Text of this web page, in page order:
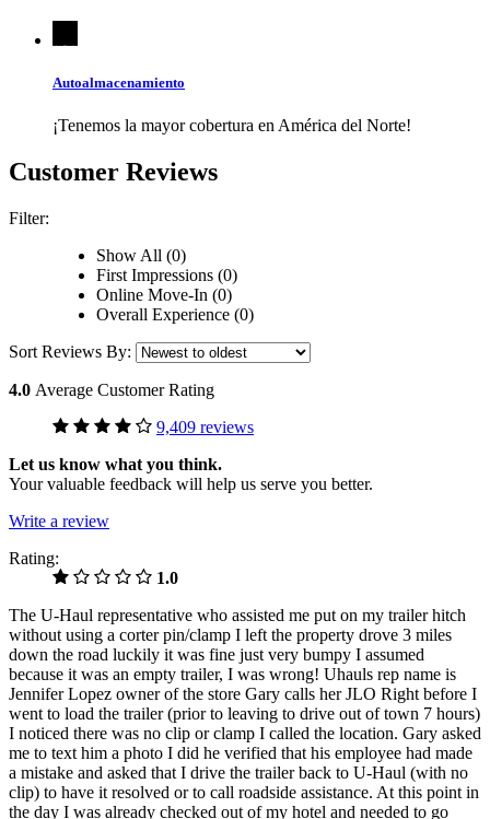
Autoalmacenamiento
¡Tenemos la mayor cobertura en América del Norte!
Customer Reviews
Filter:
Show All (0)
First Impressions (0)
Online Move-In (0)
Overall Experience (0)
Sort Reviews By:
4.0 Average Customer Rating
9,409 reviews
Let us know what you think.
Your valuable feedback will help us serve you better.
Write a review
Rating:
1.0
The U-Haul representative who assisted me put on my trailer hitch
without using a corter pin/clamp I left the property drove 3 miles
down the road luckily it was fine just very bumpy I assumed
because it was an empty trailer, I was wrong! Uhauls rep name is
Jennifer Lopez owner of the store Gary calls her JLO Right before I
went to load the trailer (prior to leaving to drive out of town 7 hours)
I noticed there was no clip or clamp I called the location. Gary asked
me to text him a photo I did he verified that his employee had made
a mistake and asked that I drive the trailer back to U-Haul (with no
clip) to have it resolved or to call roadside assistance. At this point in
the day I was already checked out of my hotel and needed to go